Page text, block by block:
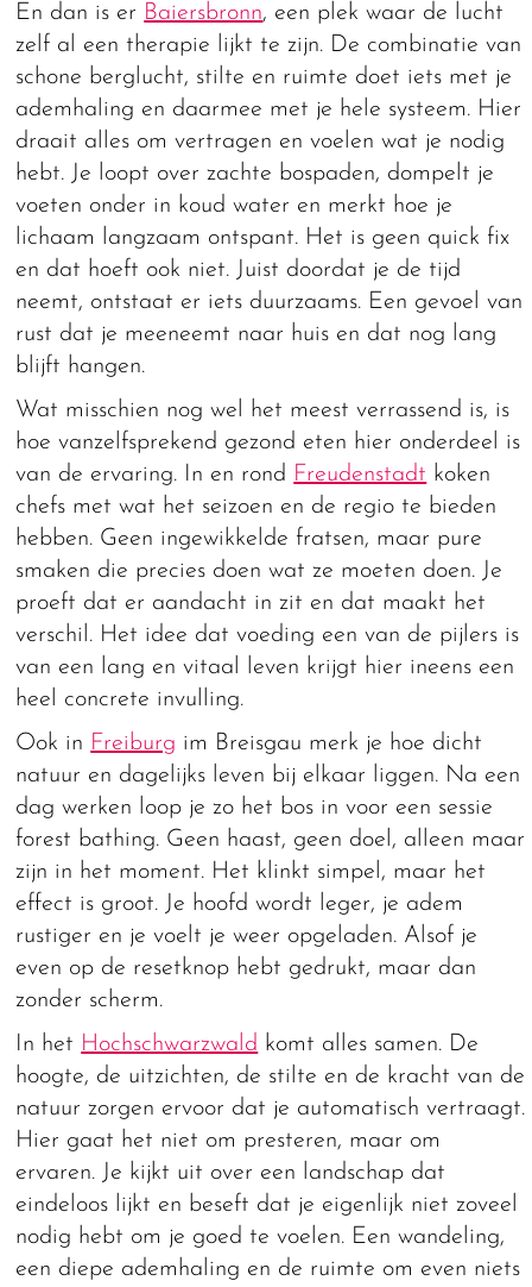
En dan is er Baiersbronn, een plek waar de lucht
zelf al een therapie lijkt te zijn. De combinatie van
schone berglucht, stilte en ruimte doet iets met je
ademhaling en daarmee met je hele systeem. Hier
draait alles om vertragen en voelen wat je nodig
hebt. Je loopt over zachte bospaden, dompelt je
voeten onder in koud water en merkt hoe je
lichaam langzaam ontspant. Het is geen quick fix
en dat hoeft ook niet. Juist doordat je de tijd
neemt, ontstaat er iets duurzaams. Een gevoel van
rust dat je meeneemt naar huis en dat nog lang
blijft hangen.
Wat misschien nog wel het meest verrassend is, is
hoe vanzelfsprekend gezond eten hier onderdeel is
van de ervaring. In en rond Freudenstadt koken
chefs met wat het seizoen en de regio te bieden
hebben. Geen ingewikkelde fratsen, maar pure
smaken die precies doen wat ze moeten doen. Je
proeft dat er aandacht in zit en dat maakt het
verschil. Het idee dat voeding een van de pijlers is
van een lang en vitaal leven krijgt hier ineens een
heel concrete invulling.
Ook in Freiburg im Breisgau merk je hoe dicht
natuur en dagelijks leven bij elkaar liggen. Na een
dag werken loop je zo het bos in voor een sessie
forest bathing. Geen haast, geen doel, alleen maar
zijn in het moment. Het klinkt simpel, maar het
effect is groot. Je hoofd wordt leger, je adem
rustiger en je voelt je weer opgeladen. Alsof je
even op de resetknop hebt gedrukt, maar dan
zonder scherm.
In het Hochschwarzwald komt alles samen. De
hoogte, de uitzichten, de stilte en de kracht van de
natuur zorgen ervoor dat je automatisch vertraagt.
Hier gaat het niet om presteren, maar om
ervaren. Je kijkt uit over een landschap dat
eindeloos lijkt en beseft dat je eigenlijk niet zoveel
nodig hebt om je goed te voelen. Een wandeling,
een diepe ademhaling en de ruimte om even niets